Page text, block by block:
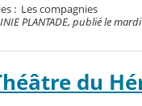
: Les compagnies
PLANTADE, publié le
du